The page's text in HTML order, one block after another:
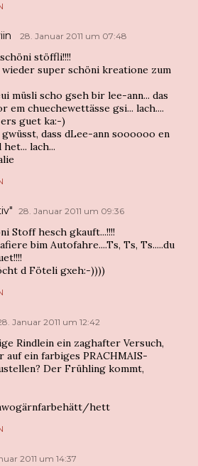
28. Januar 2011 um 07:48
stöffli!!!!
wieder super schöni kreatione zum
müsli scho gseh bir lee-ann... das
em chuechewettässe gsi... lach....
guet ka:-)
gwüsst, dass dLee-ann soooooo en
lach...
28. Januar 2011 um 09:36
Stoff hesch gkauft...!!!!
bim Autofahre....Ts, Ts, Ts.....du
d Föteli gxeh:-))))
Januar 2011 um 12:42
Rindlein ein zaghafter Versuch,
auf ein farbiges PRACHMAIS-
Der Frühling kommt,
hett
2011 um 14:37